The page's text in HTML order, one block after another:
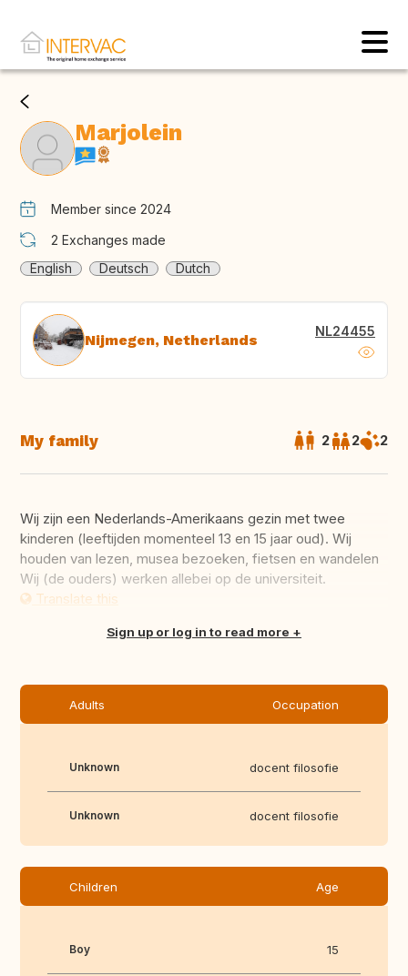
Marjolein
Member since 2024
2 Exchanges made
English
Deutsch Dutch
Nijmegen, Netherlands NL24455
My family 2 2 2
Wij zijn een Nederlands-Amerikaans gezin met twee
kinderen (leeftijden momenteel 13 en 15 jaar oud). Wij
houden van lezen, musea bezoeken, fietsen en wandelen
Wij (de ouders) werken allebei op de universiteit.
Translate this
Sign up or log in to read more
Adults Occupation
Unknown docent filosofie
Unknown docent filosofie
Children Age
Boy 15